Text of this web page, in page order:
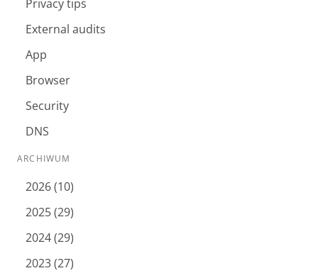
Privacy tips
External audits
App
Browser
Security
DNS
ARCHIWUM
2026 (10)
2025 (29)
2024 (29)
2023 (27)